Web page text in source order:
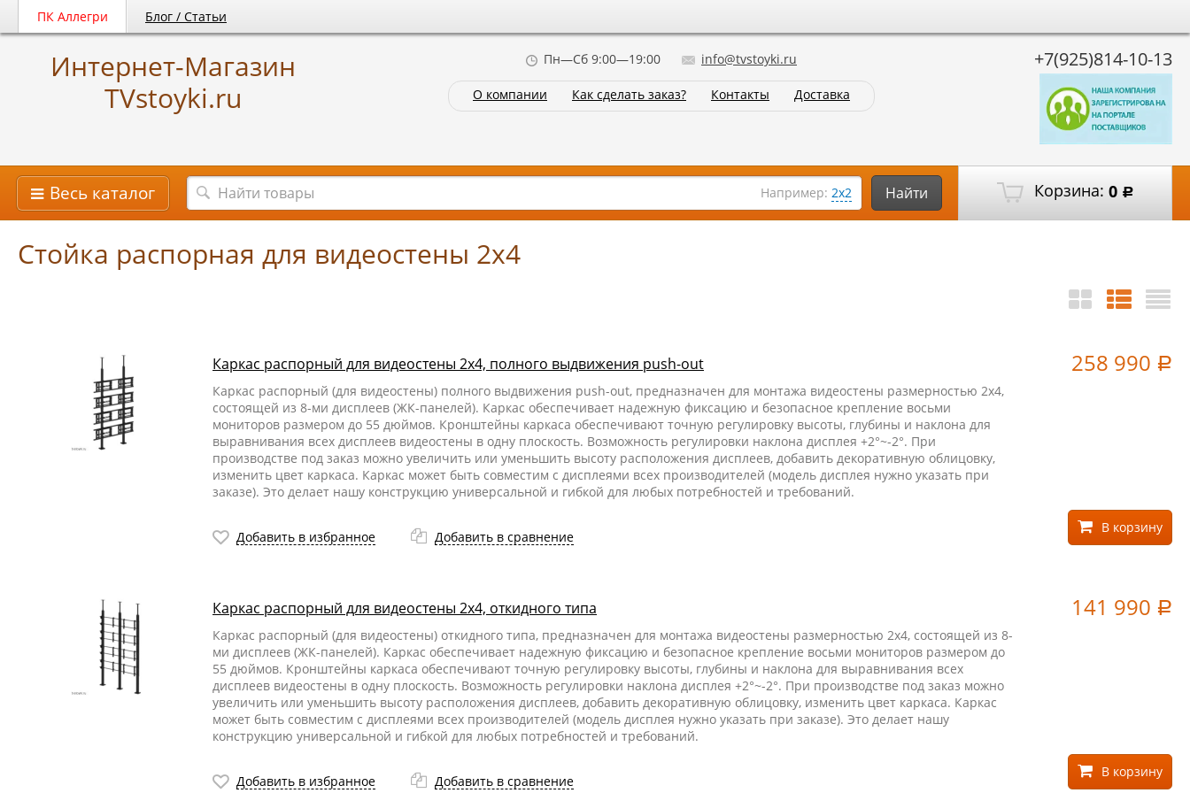
ПК Аллегри Блог / Статьи
Интернет-Магазин
TVstoyki.ru
+7(925)814-10-13
Пн—Сб 9:00—19:00 info@tvstoyki.ru
О компании Как сделать заказ? Контакты Доставка
Корзина: 0 Р
Весь каталог Например: 2х2 Найти
Стойка распорная для видеостены 2x4
Каркас распорный для видеостены 2x4, полного выдвижения push-out
Каркас распорный (для видеостены) полного выдвижения push-out, предназначен для монтажа видеостены размерностью 2х4,
состоящей из 8-ми дисплеев (ЖК-панелей). Каркас обеспечивает надежную фиксацию и безопасное крепление восьми
мониторов размером до 55 дюймов. Кронштейны каркаса обеспечивают точную регулировку высоты, глубины и наклона для
выравнивания всех дисплеев видеостены в одну плоскость. Возможность регулировки наклона дисплея +2°~-2°. При
производстве под заказ можно увеличить или уменьшить высоту расположения дисплеев, добавить декоративную облицовку,
изменить цвет каркаса. Каркас может быть совместим с дисплеями всех производителей (модель дисплея нужно указать при
заказе). Это делает нашу конструкцию универсальной и гибкой для любых потребностей и требований.
Добавить в избранное Добавить в сравнение
258 990 Р
В корзину
Каркас распорный для видеостены 2x4, откидного типа
Каркас распорный (для видеостены) откидного типа, предназначен для монтажа видеостены размерностью 2х4, состоящей из 8-
ми дисплеев (ЖК-панелей). Каркас обеспечивает надежную фиксацию и безопасное крепление восьми мониторов размером до
55 дюймов. Кронштейны каркаса обеспечивают точную регулировку высоты, глубины и наклона для выравнивания всех
дисплеев видеостены в одну плоскость. Возможность регулировки наклона дисплея +2°~-2°. При производстве под заказ можно
увеличить или уменьшить высоту расположения дисплеев, добавить декоративную облицовку, изменить цвет каркаса. Каркас
может быть совместим с дисплеями всех производителей (модель дисплея нужно указать при заказе). Это делает нашу
конструкцию универсальной и гибкой для любых потребностей и требований.
Добавить в избранное Добавить в сравнение
141 990 Р
В корзину